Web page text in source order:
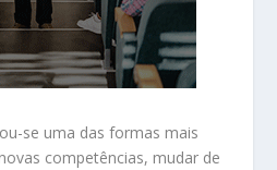
se uma das formas mais
competências, mudar de